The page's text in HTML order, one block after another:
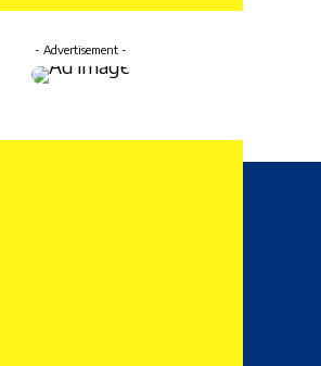
- Advertisement -